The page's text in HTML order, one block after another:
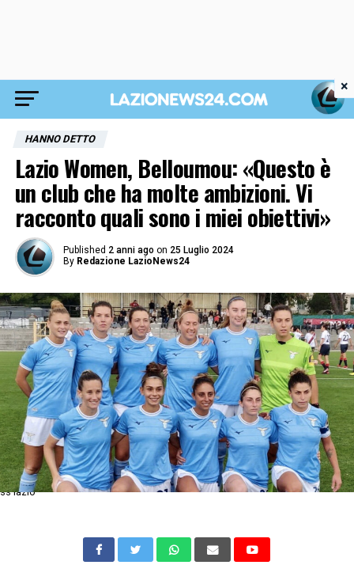
HANNO DETTO
Lazio Women, Belloumou: «Questo è
un club che ha molte ambizioni. Vi
racconto quali sono i miei obiettivi»
Published 2 anni ago on 25 Luglio 2024
By Redazione LazioNews24
ss lazio
×